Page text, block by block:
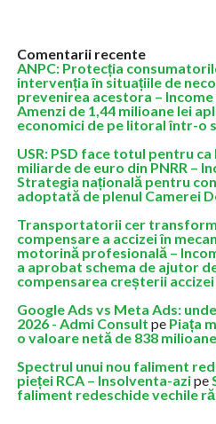
Comentarii recente
ANPC: Protecția
intervenția în situațiile de
prevenirea acestora –
Amenzi de 1,44 milioane lei
economici de pe litoral într-o
USR: PSD face totul pentru
miliarde de euro din PNRR –
Strategia națională pentru
adoptată de plenul Camerei
Transportatorii cer
compensare a accizei în
motorină profesională –
a aprobat schema de ajutor
compensarea creșterii
Google Ads vs Meta Ads:
2026 - Admi Consult pe Piața
o valoare netă de 838
Spectrul unui nou faliment
pieței RCA – Insolventa-azipe
faliment redeschide vechile